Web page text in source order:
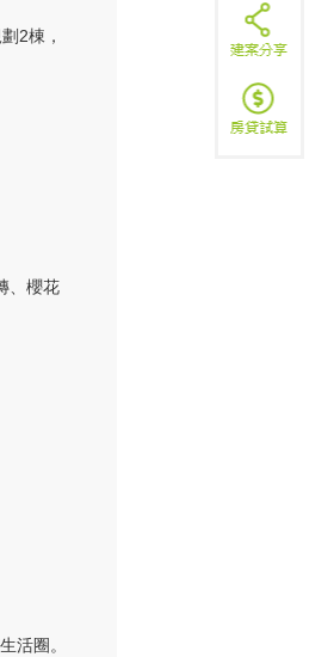
2棟，
、櫻花
活圈。